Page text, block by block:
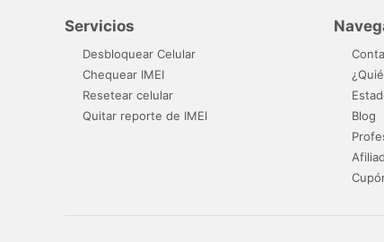
Servicios
Desbloquear Celular
Chequear IMEI
Resetear celular
Quitar reporte de IMEI
Blog